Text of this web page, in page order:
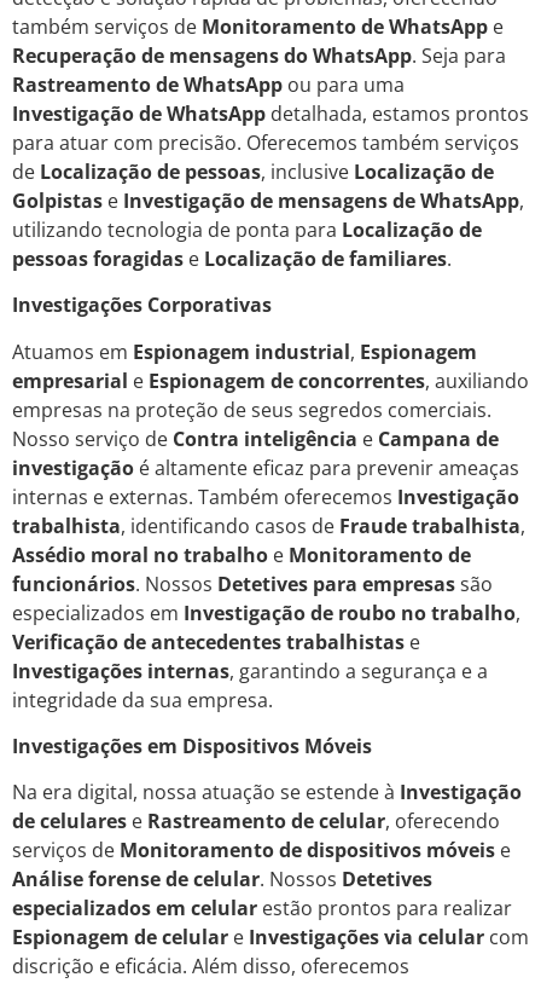
também serviços de Monitoramento de WhatsApp e
Recuperação de mensagens do WhatsApp. Seja para
Rastreamento de WhatsApp ou para uma
Investigação de WhatsApp detalhada, estamos prontos
para atuar com precisão. Oferecemos também serviços
de Localização de pessoas, inclusive Localização de
Golpistas e Investigação de mensagens de WhatsApp,
utilizando tecnologia de ponta para Localização de
pessoas foragidas e Localização de familiares.
Investigações Corporativas
Atuamos em Espionagem industrial, Espionagem
empresarial e Espionagem de concorrentes, auxiliando
empresas na proteção de seus segredos comerciais.
Nosso serviço de Contra inteligência e Campana de
investigação é altamente eficaz para prevenir ameaças
internas e externas. Também oferecemos Investigação
trabalhista, identificando casos de Fraude trabalhista,
Assédio moral no trabalho e Monitoramento de
funcionários. Nossos Detetives para empresassão
especializados em Investigação de roubo no trabalho,
Verificação de antecedentes trabalhistas e
Investigações internas, garantindo a segurança e a
integridade da sua empresa.
Investigações em Dispositivos Móveis
Na era digital, nossa atuação se estende à Investigação
de celulares e Rastreamento de celular, oferecendo
serviços de Monitoramento de dispositivos móveis e
Análise forense de celular. Nossos Detetives
especializados em celular estão prontos para realizar
Espionagem de celular e Investigações via celular com
discrição e eficácia. Além disso, oferecemos